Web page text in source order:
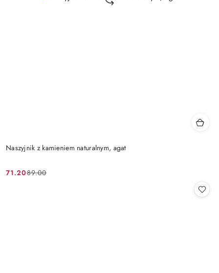
Naszyjnik z kamieniem naturalnym, agat
Cena
71.20
Cena 89.00